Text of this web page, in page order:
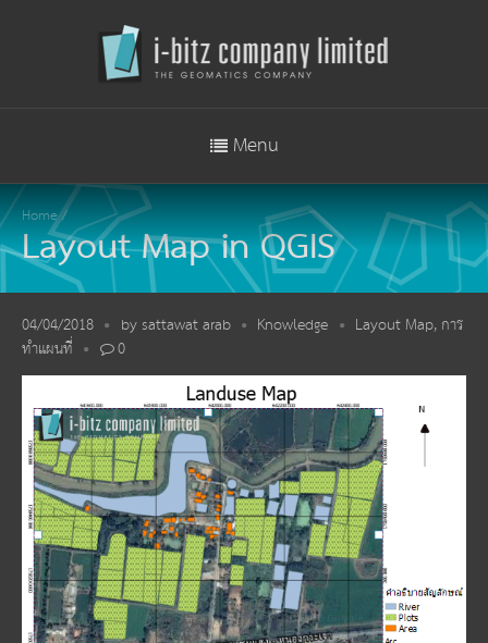
Menu
Home/
Layout Map in QGIS
04/04/2018 by sattawat arab Knowledge Layout Map, การ
ทำแผนที่
0